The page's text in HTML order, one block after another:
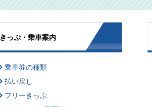
きっぷ・乗車案内
乗車券の種類
払い戻し
フリーきっぷ